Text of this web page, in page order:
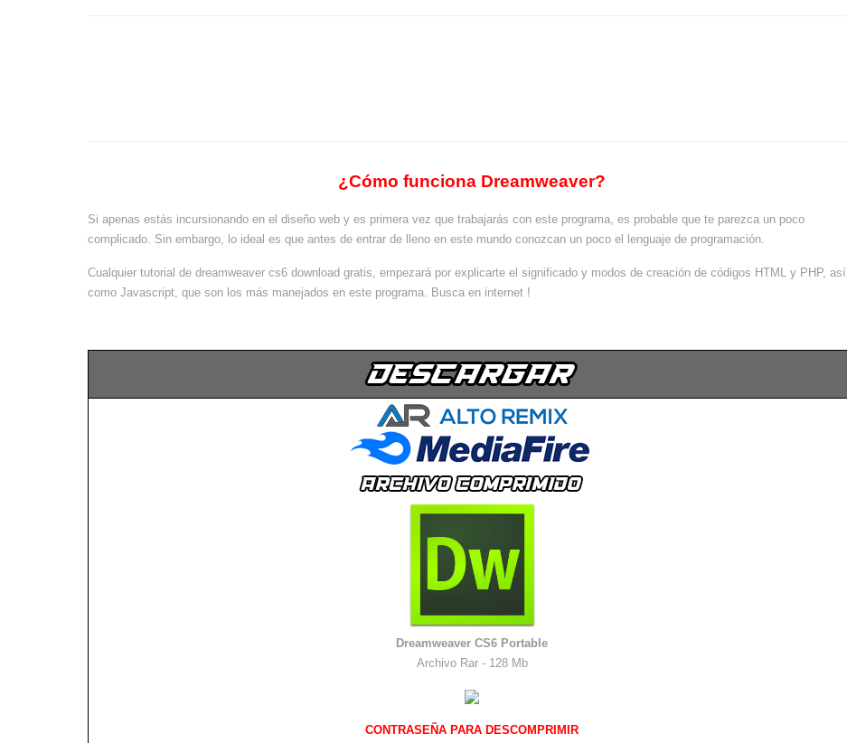
¿Cómo funciona Dreamweaver?
Si apenas estás incursionando en el diseño web y es primera vez que trabajarás con este programa, es probable que te parezca un poco
complicado. Sin embargo, lo ideal es que antes de entrar de lleno en este mundo conozcan un poco el lenguaje de programación.
Cualquier tutorial de dreamweaver cs6 download gratis, empezará por explicarte el significado y modos de creación de códigos HTML y PHP, así
como Javascript, que son los más manejados en este programa. Busca en internet !
Dreamweaver CS6 Portable
Archivo Rar - 128 Mb
CONTRASEÑA PARA DESCOMPRIMIR